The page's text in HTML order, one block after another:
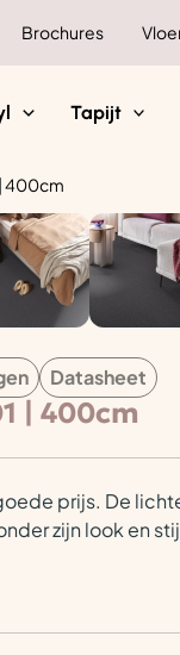
Brochures
Tapijt
400cm
Datasheet
| 400cm
prijs. De
zijn look en